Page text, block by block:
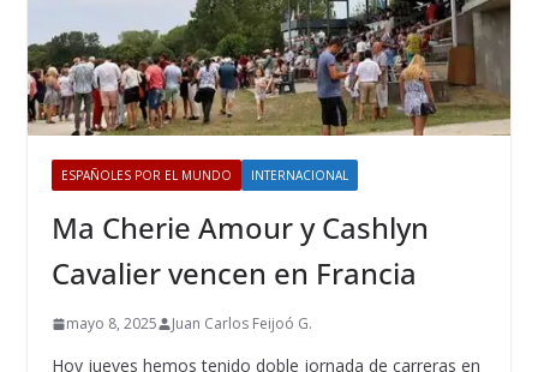
ESPAÑOLES POR EL MUNDO INTERNACIONAL
Ma Cherie Amour y Cashlyn
Cavalier vencen en Francia
mayo 8, 2025 Juan Carlos Feijoó G.
Hoy jueves hemos tenido doble jornada de carreras en